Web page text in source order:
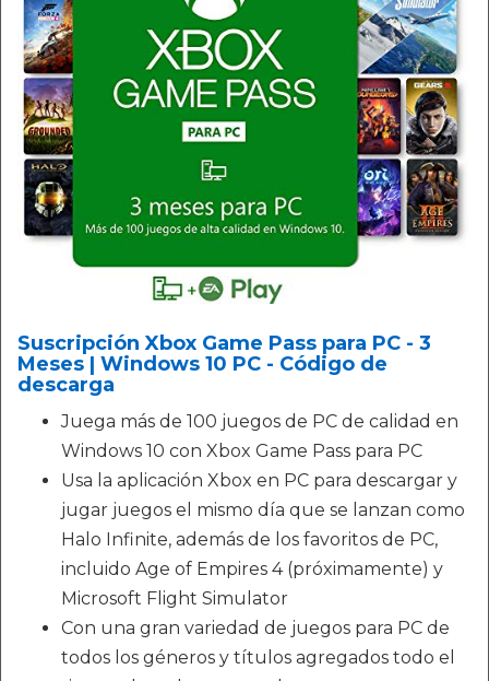
Suscripción Xbox Game Pass para PC - 3
Meses | Windows 10 PC - Código de
descarga
Juega más de 100 juegos de PC de calidad en
Windows 10 con Xbox Game Pass para PC
Usa la aplicación Xbox en PC para descargar y
jugar juegos el mismo día que se lanzan como
Halo Infinite, además de los favoritos de PC,
incluido Age of Empires 4 (próximamente) y
Microsoft Flight Simulator
Con una gran variedad de juegos para PC de
todos los géneros y títulos agregados todo el